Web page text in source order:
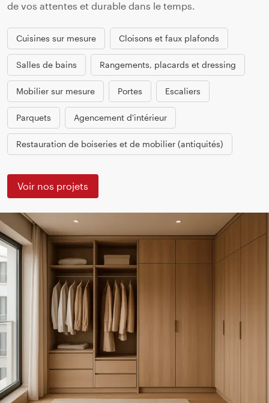
de vos attentes et durable dans le temps.
Cuisines sur mesure Cloisons et faux plafonds
Salles de bains Rangements, placards et dressing
Mobilier sur mesure Portes Escaliers
Parquets Agencement d'intérieur
Restauration de boiseries et de mobilier (antiquités)
Voir nos projets